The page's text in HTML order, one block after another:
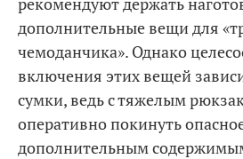
дополнительные вещи для
чемоданчика». Однако
включения этих вещей
сумки, ведь с тяжелым
оперативно покинуть
дополнительным